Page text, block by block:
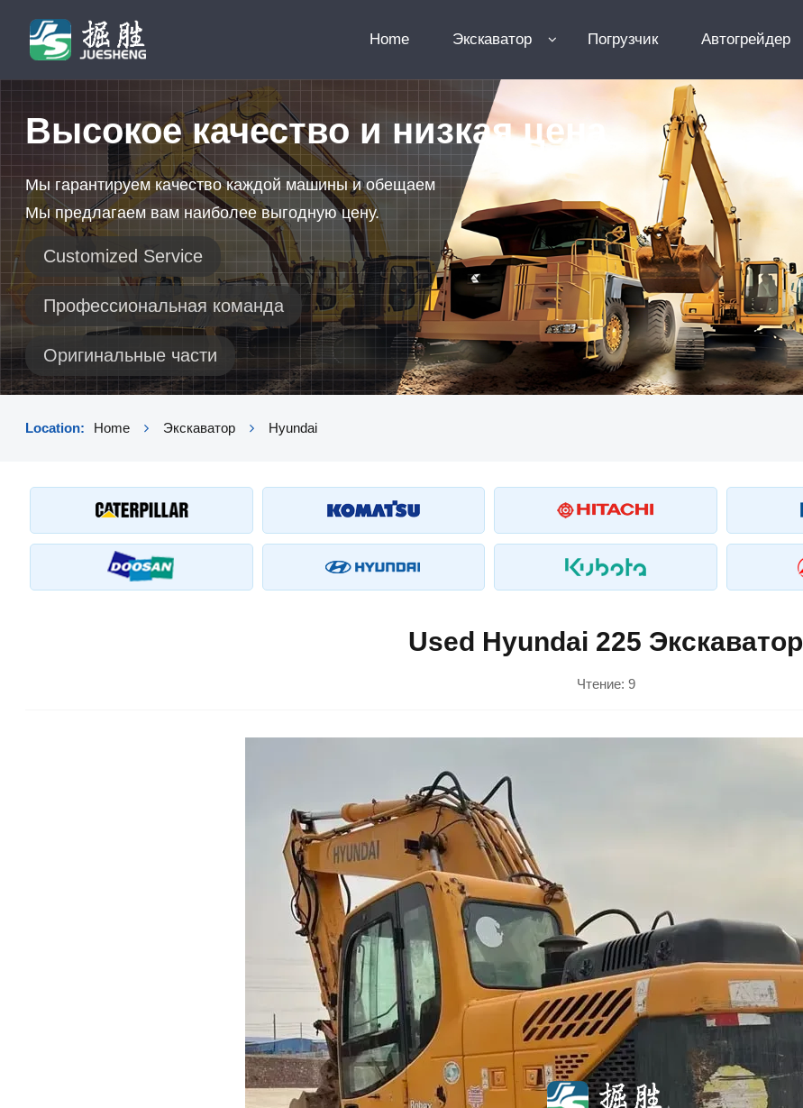
Home Экскаватор Погрузчик Автогрейдер
Высокое качество и низкая цена
Мы гарантируем качество каждой машины и обещаем
Мы предлагаем вам наиболее выгодную цену.
Customized Service
Профессиональная команда
Оригинальные части
Location: Home Экскаватор Hyundai
Used Hyundai 225 Экскаватор
Чтение: 9